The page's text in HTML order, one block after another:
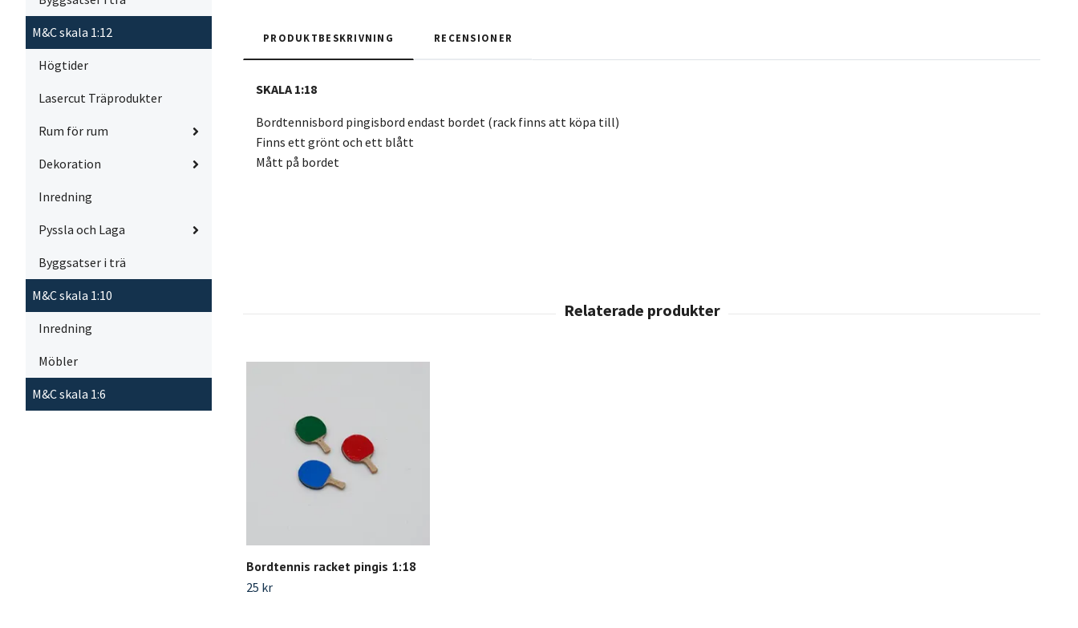
M&C skala 1:12
Högtider
Lasercut Träprodukter
Rum för rum
Dekoration
Inredning
Pyssla och Laga
Byggsatser i trä
M&C skala 1:10
Inredning
Möbler
M&C skala 1:6
PRODUKTBESKRIVNING RECENSIONER
SKALA 1:18
Bordtennisbord pingisbord endast bordet (rack finns att köpa till)
Finns ett grönt och ett blått
Mått på bordet
Bordtennis racket pingis 1:18
25 kr